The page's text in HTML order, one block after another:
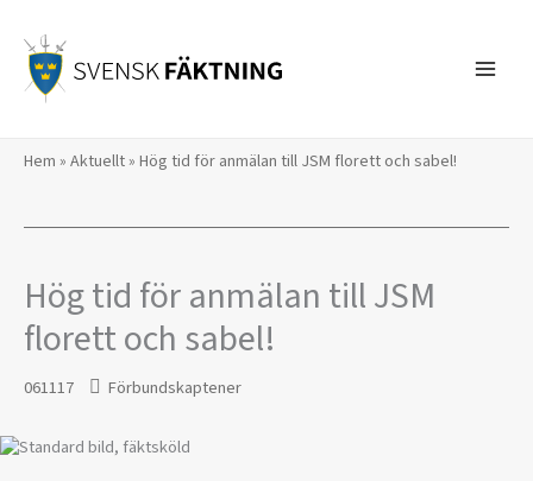
innehåll
Hem » Aktuellt» Hög tid för anmälan till JSM florett och sabel!
Hög tid för anmälan till JSM
florett och sabel!
061117 Förbundskaptener